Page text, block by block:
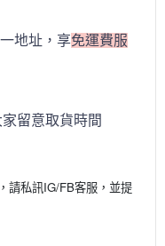
地址，享免運費服
留意取貨時間
請私訊IG/FB客服，並提